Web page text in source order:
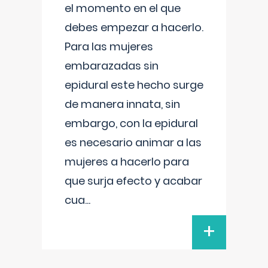
el momento en el que
debes empezar a hacerlo.
Para las mujeres
embarazadas sin
epidural este hecho surge
de manera innata, sin
embargo, con la epidural
es necesario animar a las
mujeres a hacerlo para
que surja efecto y acabar
cua...
+